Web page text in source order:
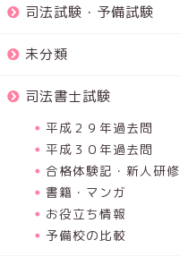
司法試験・予備試験
未分類
司法書士試験
平成２９年過去問
平成３０年過去問
合格体験記・新人研修
書籍・マンガ
お役立ち情報
予備校の比較